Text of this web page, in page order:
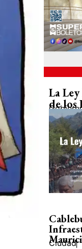
La
de los
Ciudad|